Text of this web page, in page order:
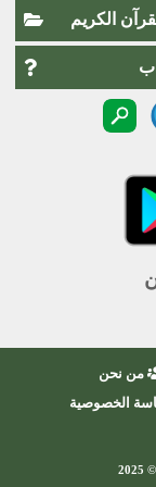
الكريم
من نحن
الخصوصية